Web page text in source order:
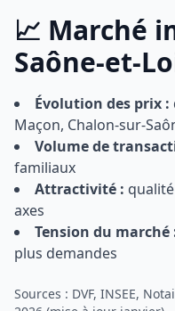
📈 Marché
Saône-et-
Évolution des prix :
Maçon, Chalon-sur-
Volume de
familiaux
Attractivité :
axes
Tension du marché
plus demandes
Sources : DVF, INSEE,